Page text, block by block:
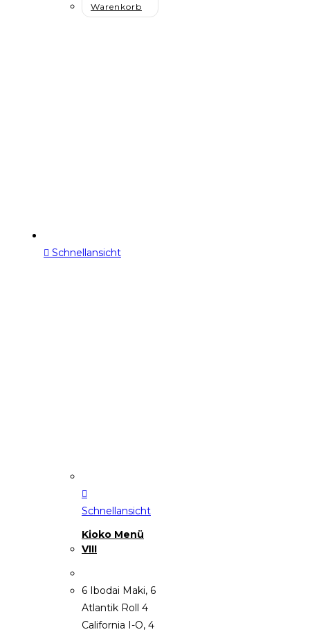
Warenkorb
Schnellansicht
Schnellansicht
Kioko Menü
VIII
6 Ibodai Maki, 6
Atlantik Roll 4
California I-O, 4